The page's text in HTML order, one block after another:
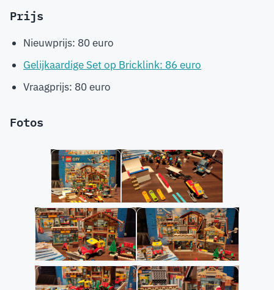
Prijs
Nieuwprijs: 80 euro
Gelijkaardige Set op Bricklink: 86 euro
Vraagprijs: 80 euro
Fotos